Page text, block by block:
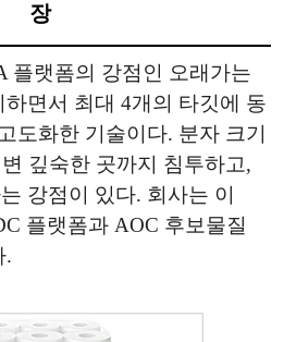
장
플랫폼의 강점인 오래가는
면서 최대 4개의 타깃에 동
도화한 기술이다. 분자 크기
깊숙한 곳까지 침투하고,
강점이 있다. 회사는 이
플랫폼과 AOC 후보물질
.